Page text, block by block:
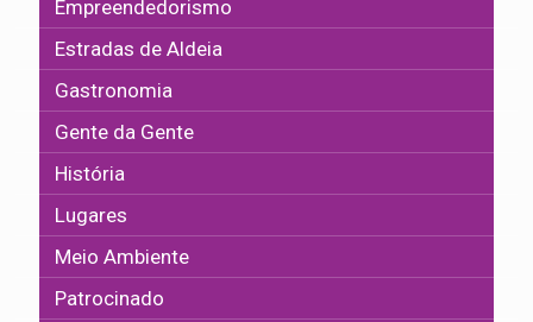
Empreendedorismo
Estradas de Aldeia
Gastronomia
Gente da Gente
História
Lugares
Meio Ambiente
Patrocinado